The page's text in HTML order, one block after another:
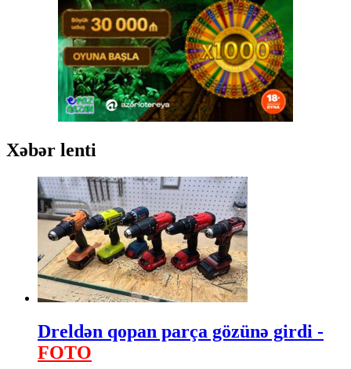
Xəbər lenti
Dreldən qopan parça gözünə girdi -
FOTO